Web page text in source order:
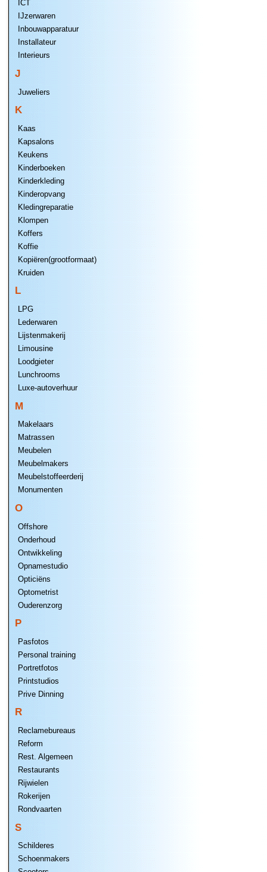
ICT
IJzerwaren
Inbouwapparatuur
Installateur
Interieurs
J
Juweliers
K
Kaas
Kapsalons
Keukens
Kinderboeken
Kinderkleding
Kinderopvang
Kledingreparatie
Klompen
Koffers
Koffie
Kopiëren(grootformaat)
Kruiden
L
LPG
Lederwaren
Lijstenmakerij
Limousine
Loodgieter
Lunchrooms
Luxe-autoverhuur
M
Makelaars
Matrassen
Meubelen
Meubelmakers
Meubelstoffeerderij
Monumenten
O
Offshore
Onderhoud
Ontwikkeling
Opnamestudio
Opticiëns
Optometrist
Ouderenzorg
P
Pasfotos
Personal training
Portretfotos
Printstudios
Prive Dinning
R
Reclamebureaus
Reform
Rest. Algemeen
Restaurants
Rijwielen
Rokerijen
Rondvaarten
S
Schilderes
Schoenmakers